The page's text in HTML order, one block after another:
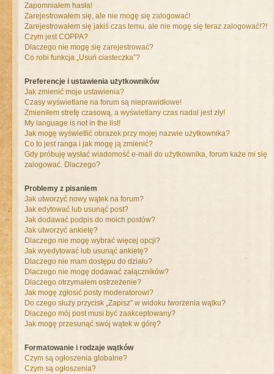
Zapomniałem hasła!
Zarejestrowałem się, ale nie mogę się zalogować!
Zarejestrowałem się jakiś czas temu, ale nie mogę się teraz zalogować!?!
Czym jest COPPA?
Dlaczego nie mogę się zarejestrować?
Co robi funkcja „Usuń ciasteczka”?
Preferencje i ustawienia użytkowników
Jak zmienić moje ustawienia?
Czasy wyświetlane na forum są nieprawidłowe!
Zmieniłem strefę czasową, a wyświetlany czas nadal jest zły!
My language is not in the list!
Jak mogę wyświetlić obrazek przy mojej nazwie użytkownika?
Co to jest ranga i jak mogę ją zmienić?
Gdy próbuję wysłać wiadomość e-mail do użytkownika, forum każe mi się
zalogować. Dlaczego?
Problemy z pisaniem
Jak utworzyć nowy wątek na forum?
Jak edytować lub usunąć post?
Jak dodawać podpis do moich postów?
Jak utworzyć ankietę?
Dlaczego nie mogę wybrać więcej opcji?
Jak wyedytować lub usunąć ankietę?
Dlaczego nie mam dostępu do działu?
Dlaczego nie mogę dodawać załączników?
Dlaczego otrzymałem ostrzeżenie?
Jak mogę zgłosić posty moderatorowi?
Do czego służy przycisk „Zapisz” w widoku tworzenia wątku?
Dlaczego mój post musi być zaakceptowany?
Jak mogę przesunąć swój wątek w górę?
Formatowanie i rodzaje wątków
Czym są ogłoszenia globalne?
Czym są ogłoszenia?